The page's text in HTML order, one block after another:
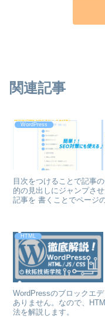
関連記事
WordPress
目次をつけることで記事
的の見出しにジャンプさ
記事を 書くことでページ
HTML
WordPressのブロックエ
ありません。なので、
法を解説します。